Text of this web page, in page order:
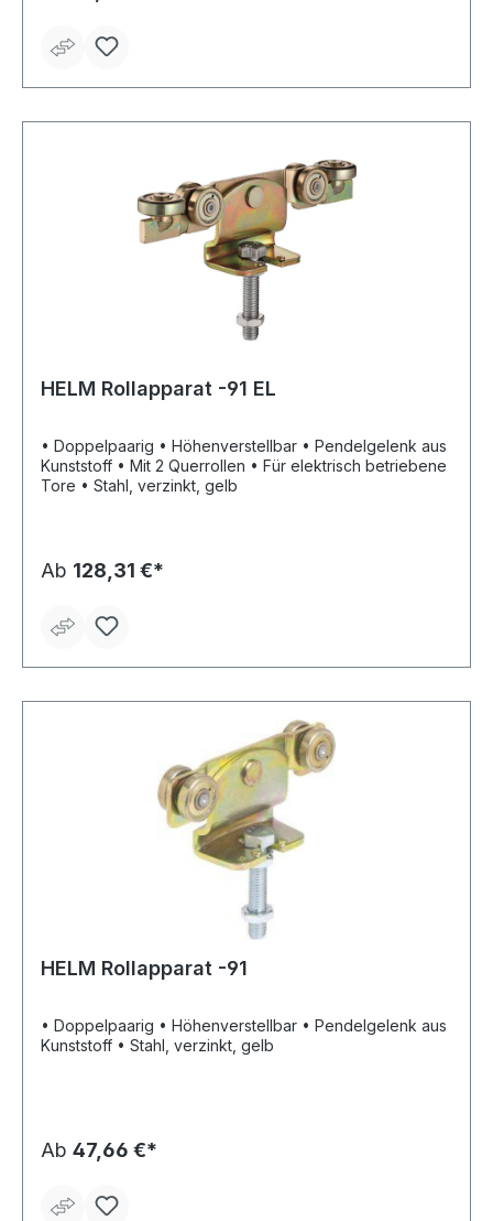
HELM Rollapparat -91 EL
• Doppelpaarig • Höhenverstellbar • Pendelgelenk aus
Kunststoff • Mit 2 Querrollen • Für elektrisch betriebene
Tore • Stahl, verzinkt, gelb
Ab 128,31 €*
HELM Rollapparat -91
• Doppelpaarig • Höhenverstellbar • Pendelgelenk aus
Kunststoff • Stahl, verzinkt, gelb
Ab 47,66 €*